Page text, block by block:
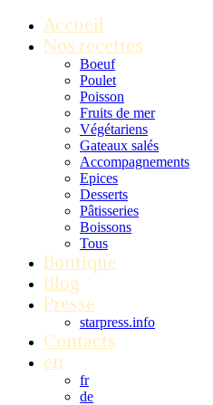
Accueil
Nos recettes
Boeuf
Poulet
Poisson
Fruits de mer
Végétariens
Gateaux salés
Accompagnements
Epices
Desserts
Pâtisseries
Boissons
Tous
Boutique
Blog
Presse
starpress.info
Contacts
en
fr
de